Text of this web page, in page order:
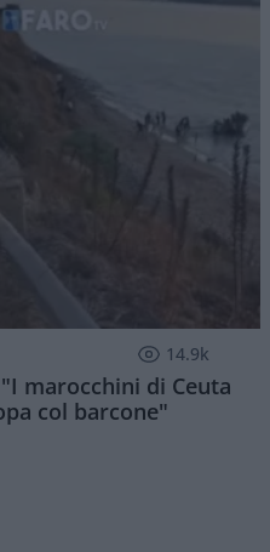
14.9k
marocchini di Ceuta
col barcone"